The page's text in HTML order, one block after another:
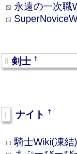
永遠の一次職
剣士 †
ナイト †
騎士Wiki(凍結)